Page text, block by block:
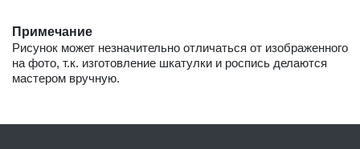
Примечание
Рисунок может незначительно отличаться от изображенного
на фото, т.к. изготовление шкатулки и роспись делаются
мастером вручную.